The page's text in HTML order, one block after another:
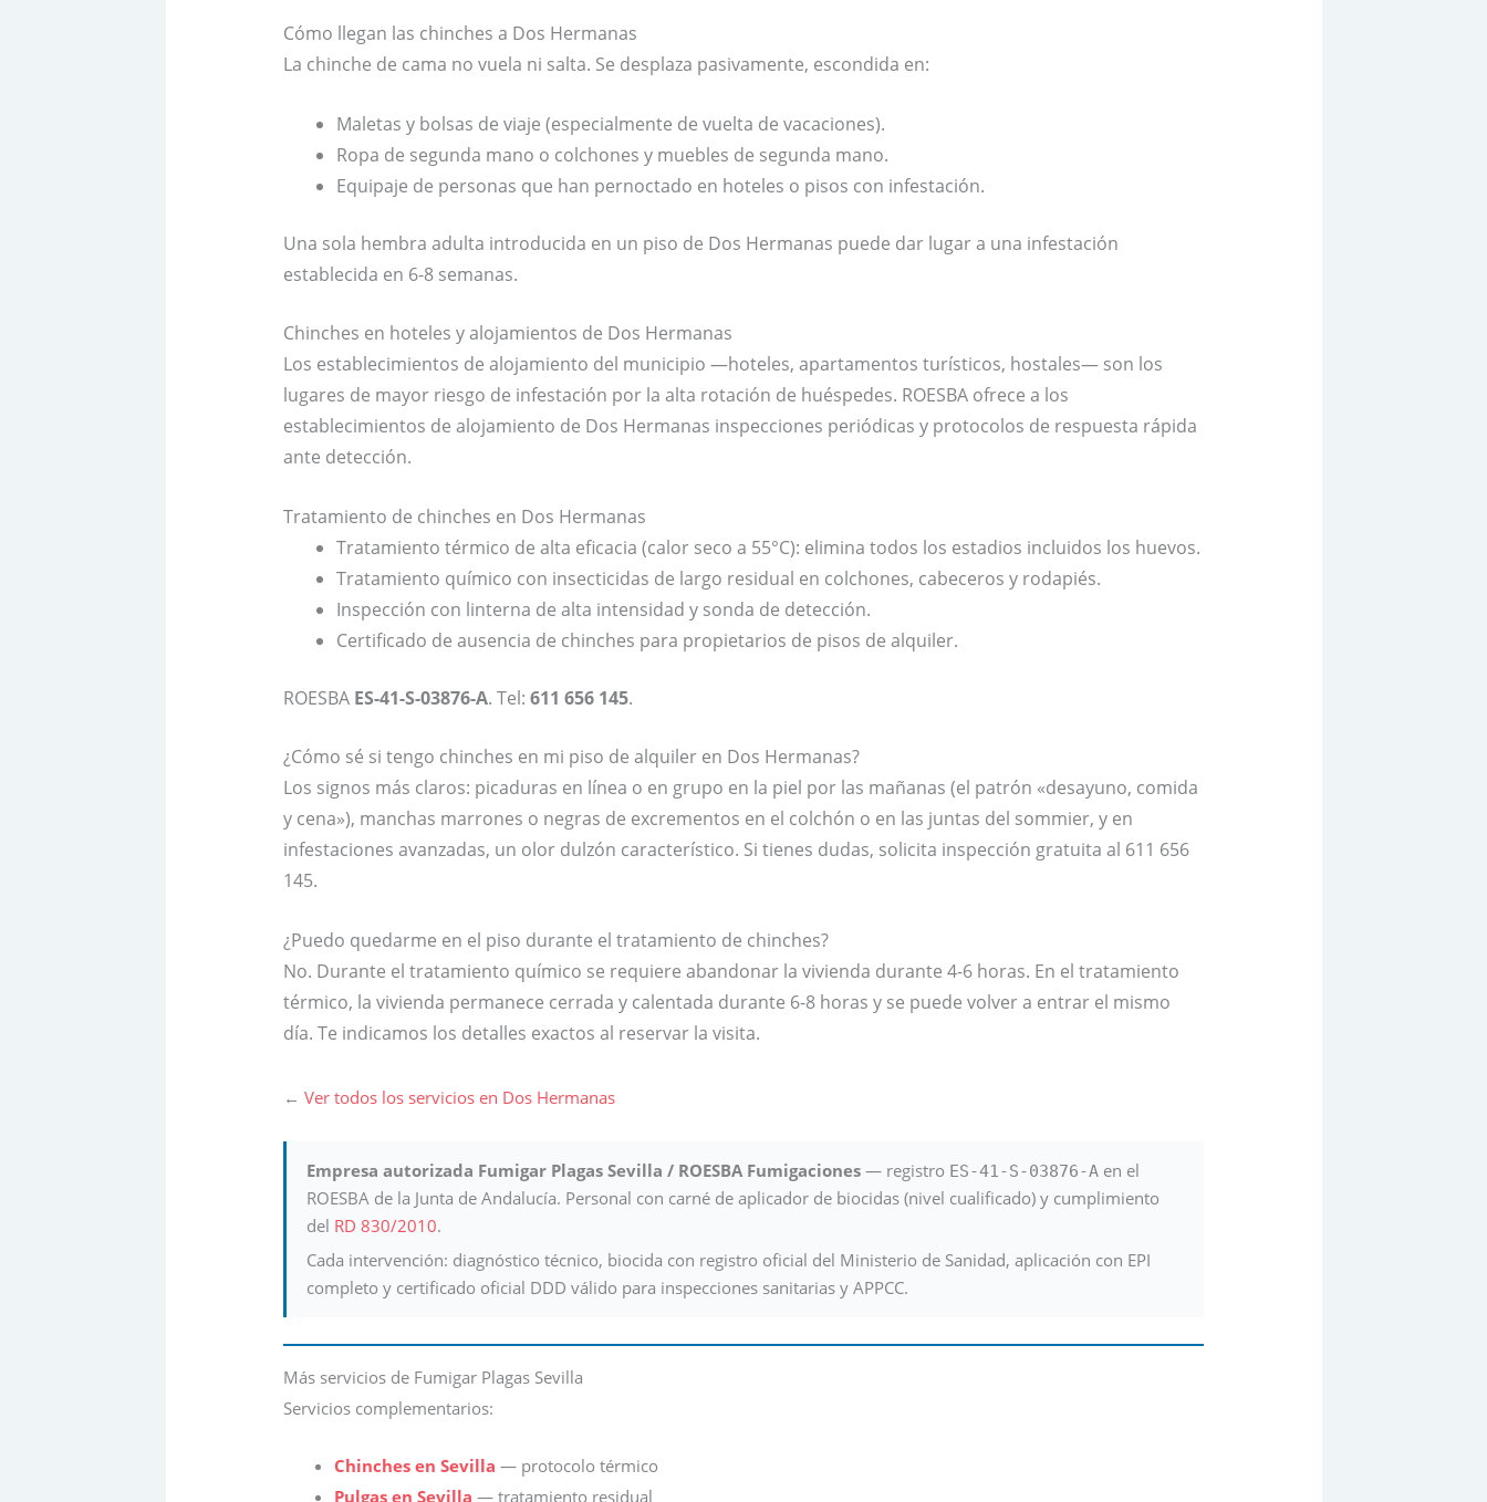
Cómo llegan las chinches a Dos Hermanas
La chinche de cama no vuela ni salta. Se desplaza pasivamente, escondida en:
Maletas y bolsas de viaje (especialmente de vuelta de vacaciones).
Ropa de segunda mano o colchones y muebles de segunda mano.
Equipaje de personas que han pernoctado en hoteles o pisos con infestación.
Una sola hembra adulta introducida en un piso de Dos Hermanas puede dar lugar a una infestación
establecida en 6-8 semanas.
Chinches en hoteles y alojamientos de Dos Hermanas
Los establecimientos de alojamiento del municipio —hoteles, apartamentos turísticos, hostales— son los
lugares de mayor riesgo de infestación por la alta rotación de huéspedes. ROESBA ofrece a los
establecimientos de alojamiento de Dos Hermanas inspecciones periódicas y protocolos de respuesta rápida
ante detección.
Tratamiento de chinches en Dos Hermanas
Tratamiento térmico de alta eficacia (calor seco a 55°C): elimina todos los estadios incluidos los huevos.
Tratamiento químico con insecticidas de largo residual en colchones, cabeceros y rodapiés.
Inspección con linterna de alta intensidad y sonda de detección.
Certificado de ausencia de chinches para propietarios de pisos de alquiler.
ROESBA ES-41-S-03876-A. Tel:611 656 145.
¿Cómo sé si tengo chinches en mi piso de alquiler en Dos Hermanas?
Los signos más claros: picaduras en línea o en grupo en la piel por las mañanas (el patrón «desayuno, comida
y cena»), manchas marrones o negras de excrementos en el colchón o en las juntas del sommier, y en
infestaciones avanzadas, un olor dulzón característico. Si tienes dudas, solicita inspección gratuita al 611 656
145.
¿Puedo quedarme en el piso durante el tratamiento de chinches?
No. Durante el tratamiento químico se requiere abandonar la vivienda durante 4-6 horas. En el tratamiento
térmico, la vivienda permanece cerrada y calentada durante 6-8 horas y se puede volver a entrar el mismo
día. Te indicamos los detalles exactos al reservar la visita.
←Ver todos los servicios en Dos Hermanas
Empresa autorizada Fumigar Plagas Sevilla / ROESBA Fumigaciones — registro ES-41-S-03876-A en el
ROESBA de la Junta de Andalucía. Personal con carné de aplicador de biocidas (nivel cualificado) y cumplimiento
del RD 830/2010.
Cada intervención: diagnóstico técnico, biocida con registro oficial del Ministerio de Sanidad, aplicación con EPI
completo y certificado oficial DDD válido para inspecciones sanitarias y APPCC.
Más servicios de Fumigar Plagas Sevilla
Servicios complementarios:
Chinches en Sevilla — protocolo térmico
Pulgas en Sevilla — tratamiento residual